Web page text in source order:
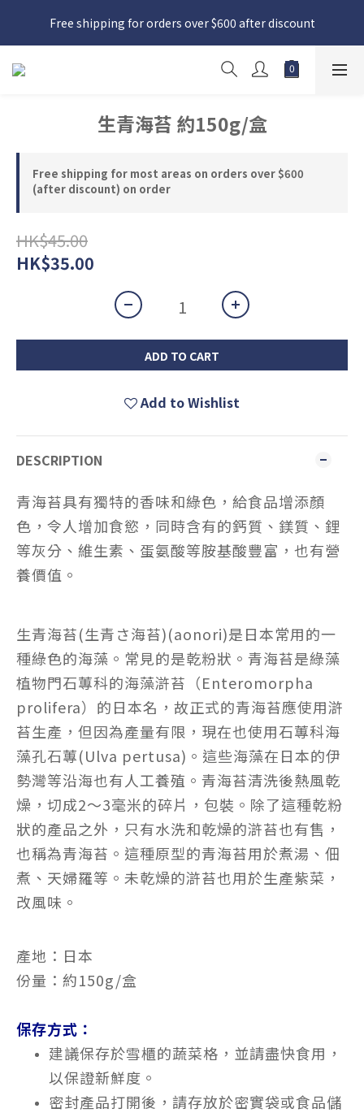
日本接近假期，貨源較不穩定；如想在 8 月 11 日至 8 月 15 日收
貨，請務必於 8 月 10 日前落單
Free shipping for orders over $600 after discount
日本接近假期，貨源較不穩定；如想在 8 月 11 日至 8 月 15 日收
貨，請務必於 8 月 10 日前落單
生青海苔 約150g/盒
Free shipping for most areas on orders over $600
(after discount) on order
HK$45.00
HK$35.00
ADD TO CART
Add to Wishlist
DESCRIPTION
青海苔具有獨特的香味和綠色，給食品增添顏
色，令人增加食慾，同時含有的鈣質、 鎂質、 鋰
等灰分 、 維生素 、 蛋氨酸等胺基酸豐富，也有營
養價值。
生青海苔(生青さ海苔)(aonori)是日本常用的一
種綠色的海藻。常見的是乾粉狀。青海苔是綠藻
植物門石蓴科的海藻滸苔 （Enteromorpha
prolifera）的日本名，故正式的青海苔應使用滸
苔生產，但因為產量有限，現在也使用石蓴科海
藻孔石蓴(Ulva pertusa)。這些海藻在日本的伊
勢灣等沿海也有人工養殖。青海苔清洗後熱風乾
燥，切成2～3毫米的碎片，包裝。除了這種乾粉
狀的產品之外，只有水洗和乾燥的滸苔也有售，
也稱為青海苔。這種原型的青海苔用於煮湯 、 佃
煮 、 天婦羅等。未乾燥的滸苔也用於生產紫菜，
改風味。
產地：日本
份量：約150g/盒
保存方式：
建議保存於雪櫃的蔬菜格，並請盡快食用，
以保證新鮮度。
密封產品打開後，請存放於密實袋或食品儲